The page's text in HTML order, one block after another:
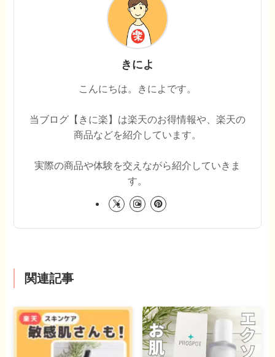
きによ
こんにちは。きによです。
当ブログ【きに楽】は楽天のお得情報や、楽天の
商品などを紹介しています。
実際の商品や体験を交えながら紹介していきま
す。
関連記事